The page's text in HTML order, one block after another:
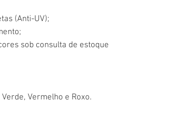
(Anti-UV);
sob consulta de estoque
Vermelho e Roxo.